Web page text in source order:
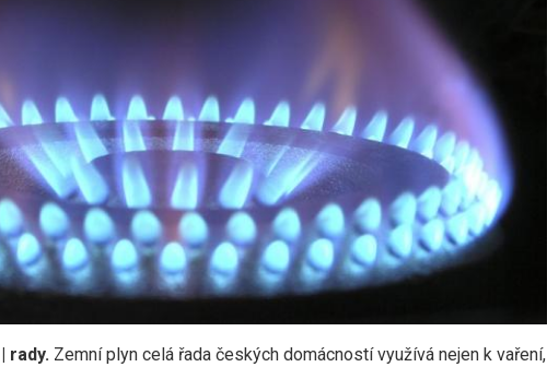
rady. Zemní plyn celá řada českých domácností využívá nejen k vaření,